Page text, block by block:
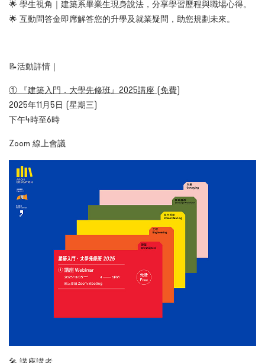
🌟 學生視角｜建築系畢業生現身說法，分享學習歷程與職場心得。
🌟 互動問答金即席解答您的升學及就業疑問，助您規劃未來。
📝活動詳情｜
① 『建築入門．大學先修班』 2025講座 (免費)
2025年11月5日 (星期三)
下午4時至6時
Zoom 線上會議